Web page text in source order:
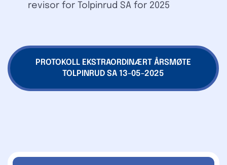
revisor for Tolpinrud SA for 2025
PROTOKOLL EKSTRAORDINÆRT ÅRSMØTE
TOLPINRUD SA 13-05-2025